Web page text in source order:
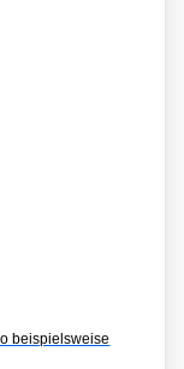
beispielsweise